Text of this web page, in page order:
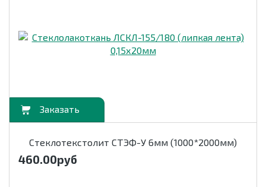
Стеклотекстолит СТЭФ-У 6мм (1000*2000мм)
460.00руб